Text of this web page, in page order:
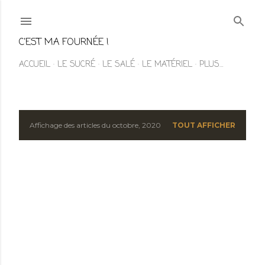
C'EST MA FOURNÉE !
ACCUEIL LE SUCRÉ LE SALÉ LE MATÉRIEL PLUS…
AAffichage des articles du octobre, 2020 TOUT AFFICHER